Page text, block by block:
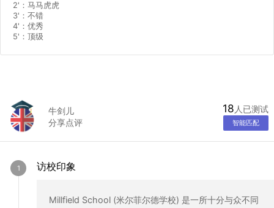
2' ：马马虎虎
3' ：不错
4' ：优秀
5' ：顶级
牛剑儿
分享点评
18 人已测试
智能匹配
访校印象
Millfield School (米尔菲尔德学校) 是一所十分与众不同